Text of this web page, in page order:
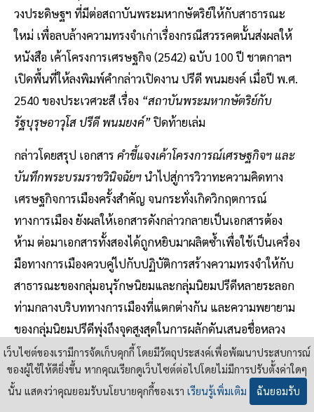
วงประดิษฐฯ ที่มีต่อสถาบันพระมหากษัตริย์ให้กับสาธารณะ
ใหม่ เพื่อลบล้างความทรงจำเก่าเรื่องกรณีสวรรคตนั้นส่งผลให้
หนังสือ เค้าโครงการเศรษฐกิจ (2542) ฉบับ 100 ปี ชาตกาลฯ
เปิดพื้นที่ให้ลงพิมพ์คำกล่าวเปิดงาน ปรีดี พนมยงค์ เมื่อปี พ.ศ.
2540 ของประเวศวะสี เรื่อง “สถาบันพระมหากษัตริย์กับ
รัฐบุรุษอาวุโส ปรีดี พนมยงค์”ปิดท้ายเล่ม
กล่าวโดยสรุป เอกสาร คำชี้แจงเค้าโครงการณ์เศรษฐกิจฯ และ
บันทึกพระบรมราชวินิจฉัยฯนำไปสู่การวิวาทะความคิดทาง
เศรษฐกิจการเมืองครั้งสำคัญ จนกระทั่งเกิดวิกฤตการณ์
ทางการเมือง ยังผลให้เอกสารดังกล่าวกลายเป็นเอกสารต้อง
ห้าม ต่อมาเอกสารทั้งสองได้ถูกหยิบมาผลิตซ้ำเพื่อใช้เป็นเครื่อง
มือทางการเมืองควบคู่ไปกับปฏิบัติการสร้างความทรงจำให้กับ
สาธารณะของกลุ่มอนุรักษนิยมและกลุ่มนิยมปรีดีหลายระลอก
ท่ามกลางบริบททางการเมืองที่แตกต่างกัน และความพยายาม
ของกลุ่มนิยมปรีดีพุ่งถึงจุดสูงสุดในการผลักดันเสนอชื่อหลวง
ประดิษฐฯ เป็นบุคคลสำคัญของโลก นำไปสู่การเฉลิมฉลอง
อย่างยิ่งใหญ่ควบคู่กับงาน 100 ปี ชาตกาลฯ ตลอดปี พ.ศ. 2543
นั้น เป็นบรรยากาศการประนีประนอมและสมานรอยร้าวใน
เว็บไซต์ของเรามีการจัดเก็บคุกกี้ โดยมีวัตถุประสงค์เพื่อพัฒนาประสบการณ์
ของผู้ใช้ให้ดียิ่งขึ้น หากคุณเรียกดูเว็บไซต์ต่อไปโดยไม่มีการปรับตั้งค่าใดๆ
นั้น แสดงว่าคุณยอมรับนโยบายคุกกี้ของเรา เรียนรู้เพิ่มเติม ฉันยอมรับ